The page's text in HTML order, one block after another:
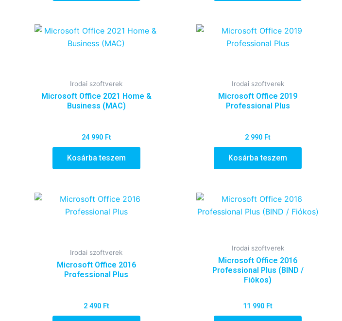
Irodai szoftverek
Microsoft Office 2021 Home &
Business (MAC)
24 990 Ft
Kosárba teszem
Irodai szoftverek
Microsoft Office 2019
Professional Plus
2 990 Ft
Kosárba teszem
Irodai szoftverek
Microsoft Office 2016
Professional Plus
2 490 Ft
Irodai szoftverek
Microsoft Office 2016
Professional Plus (BIND /
Fiókos)
11 990 Ft